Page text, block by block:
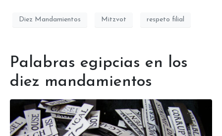
Diez Mandamientos Mitzvot respeto filial
Palabras egipcias en los
diez mandamientos